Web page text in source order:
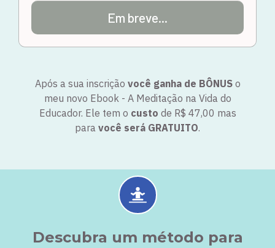
Em breve...
Após a sua inscrição você ganha de BÔNUSo
meu novo Ebook - A Meditação na Vida do
Educador. Ele tem o custo de R$ 47,00 mas
para você será GRATUITO.
Descubra um método para